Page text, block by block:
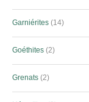
Garniérites 14
Goéthites 2
Grenats 2